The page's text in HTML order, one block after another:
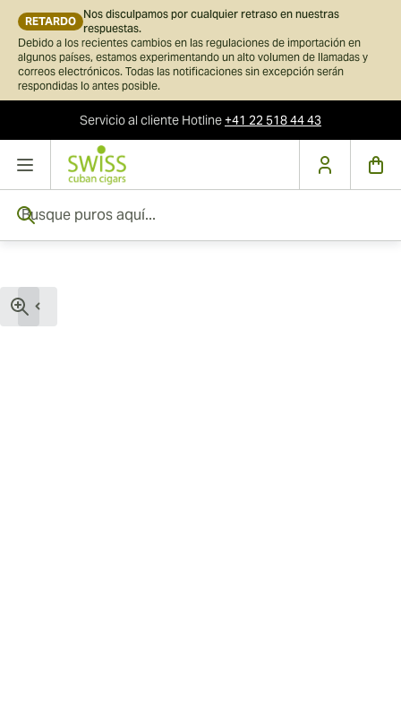
RETARDO
Nos disculpamos por cualquier retraso en nuestras
respuestas.
Debido a los recientes cambios en las regulaciones de importación en
algunos países, estamos experimentando un alto volumen de llamadas y
correos electrónicos. Todas las notificaciones sin excepción serán
respondidas lo antes posible.
Servicio al cliente Hotline+41 22 518 44 43